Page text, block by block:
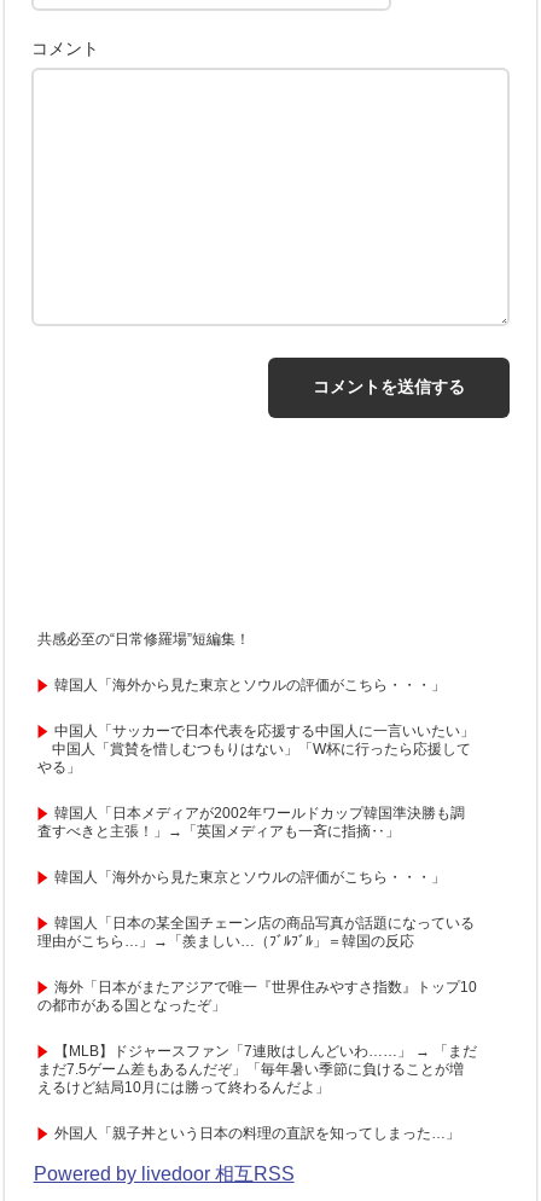
コメント
共感必至の“日常修羅場”短編集！
韓国人「海外から見た東京とソウルの評価がこちら・・・」
中国人「サッカーで日本代表を応援する中国人に一言いいたい」
中国人「賞賛を惜しむつもりはない」「W杯に行ったら応援して
やる」
韓国人「日本メディアが2002年ワールドカップ韓国準決勝も調
査すべきと主張！」→「英国メディアも一斉に指摘‥」
韓国人「海外から見た東京とソウルの評価がこちら・・・」
韓国人「日本の某全国チェーン店の商品写真が話題になっている
理由がこちら…」→「羨ましい…（ﾌﾞﾙﾌﾞﾙ」＝韓国の反応
海外「日本がまたアジアで唯一『世界住みやすさ指数』トップ10
の都市がある国となったぞ」
【MLB】ドジャースファン「7連敗はしんどいわ……」 → 「まだ
まだ7.5ゲーム差もあるんだぞ」「毎年暑い季節に負けることが増
えるけど結局10月には勝って終わるんだよ」
外国人「親子丼という日本の料理の直訳を知ってしまった…」
Powered by livedoor 相互RSS